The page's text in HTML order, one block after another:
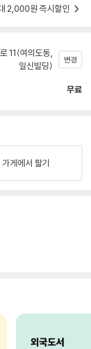
2,000원 즉시할인
11(여의도동,
일신빌딩)
변경
무료
가게에서 팔기